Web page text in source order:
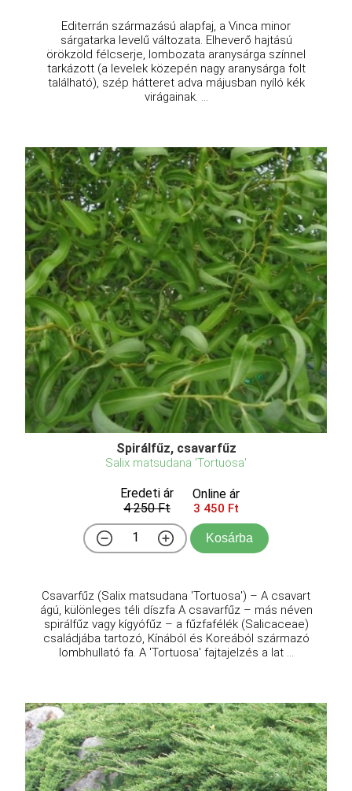
Editerrán származású alapfaj, a Vinca minor
sárgatarka levelű változata. Elheverő hajtású
örökzöld félcserje, lombozata aranysárga színnel
tarkázott (a levelek közepén nagy aranysárga folt
található), szép hátteret adva májusban nyíló kék
virágainak. ...
Spirálfűz, csavarfűz
Salix matsudana 'Tortuosa'
Eredeti ár
4 250 Ft
Online ár
3 450 Ft
Kosárba
Csavarfűz (Salix matsudana 'Tortuosa') – A csavart
ágú, különleges téli díszfa A csavarfűz – más néven
spirálfűz vagy kígyófűz – a fűzfafélék (Salicaceae)
családjába tartozó, Kínából és Koreából származó
lombhullató fa. A 'Tortuosa' fajtajelzés a lat ...